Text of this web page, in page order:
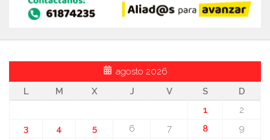
agosto 2026
L
M X J V S
D
1
2
3
4 5 6 7 8
9